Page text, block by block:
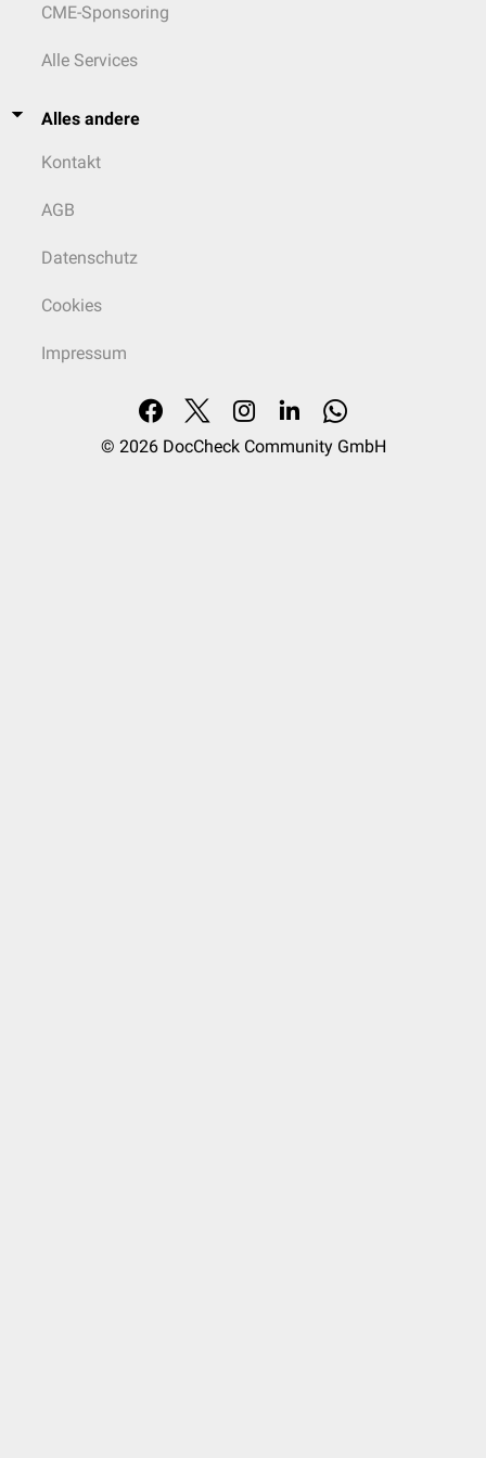
CME-Sponsoring
Alle Services
Alles andere
Kontakt
AGB
Datenschutz
Cookies
Impressum
© 2026 DocCheck Community GmbH